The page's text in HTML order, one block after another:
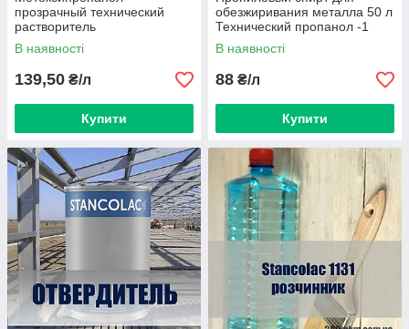
прозрачный технический
растворитель
универсального применения
50 л
В наявності
139,50 ₴/л
Купити
обезжиривания металла 50 л
Технический пропанол -1
В наявності
88 ₴/л
Купити